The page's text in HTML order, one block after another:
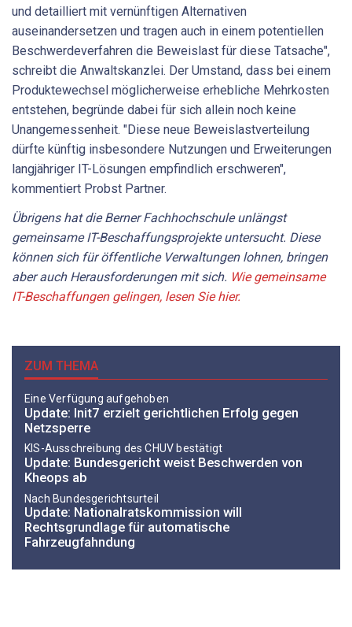
und detailliert mit vernünftigen Alternativen
auseinandersetzen und tragen auch in einem potentiellen
Beschwerdeverfahren die Beweislast für diese Tatsache",
schreibt die Anwaltskanzlei. Der Umstand, dass bei einem
Produktewechsel möglicherweise erhebliche Mehrkosten
entstehen, begründe dabei für sich allein noch keine
Unangemessenheit. "Diese neue Beweislastverteilung
dürfte künftig insbesondere Nutzungen und Erweiterungen
langjähriger IT-Lösungen empfindlich erschweren",
kommentiert Probst Partner.
Übrigens hat die Berner Fachhochschule unlängst
gemeinsame IT-Beschaffungsprojekte untersucht. Diese
können sich für öffentliche Verwaltungen lohnen, bringen
aber auch Herausforderungen mit sich. Wie gemeinsame
IT-Beschaffungen gelingen, lesen Sie hier.
ZUM THEMA
Eine Verfügung aufgehoben
Update: Init7 erzielt gerichtlichen Erfolg gegen
Netzsperre
KIS-Ausschreibung des CHUV bestätigt
Update: Bundesgericht weist Beschwerden von
Kheops ab
Nach Bundesgerichtsurteil
Update: Nationalratskommission will
Rechtsgrundlage für automatische
Fahrzeugfahndung